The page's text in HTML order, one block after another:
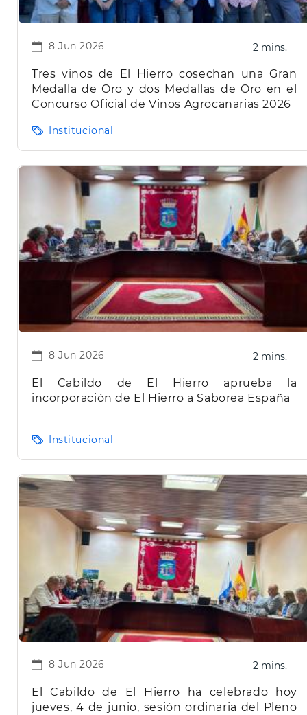
8 Jun 2026 2 mins.
Tres vinos de El Hierro cosechan una Gran
Medalla de Oro y dos Medallas de Oro en el
Concurso Oficial de Vinos Agrocanarias 2026
Institucional
8 Jun 2026 2 mins.
El Cabildo de El Hierro aprueba la
incorporación de El Hierro a Saborea España
Institucional
8 Jun 2026 2 mins.
El Cabildo de El Hierro ha celebrado hoy
jueves, 4 de junio, sesión ordinaria del Pleno